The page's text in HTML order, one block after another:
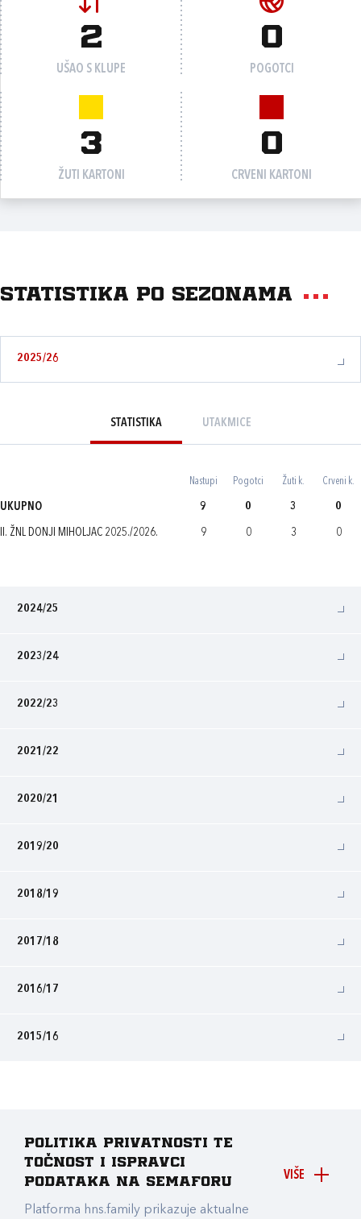
2
UŠAO S KLUPE
0
POGOTCI
3
ŽUTI KARTONI
0
CRVENI KARTONI
Statistika po sezonama
2025/26
STATISTIKA UTAKMICE
Nastupi Pogotci Žuti k. Crveni k.
UKUPNO 9 0 3 0
II. ŽNL DONJI MIHOLJAC 2025./2026. 9 0 3 0
2024/25
2023/24
2022/23
2021/22
2020/21
2019/20
2018/19
2017/18
2016/17
2015/16
VIŠE
Politika privatnosti te
točnost i ispravci
podataka na Semaforu
Platforma hns.family prikazuje aktualne